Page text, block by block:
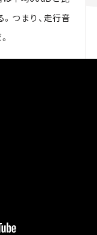
つまり、走行音